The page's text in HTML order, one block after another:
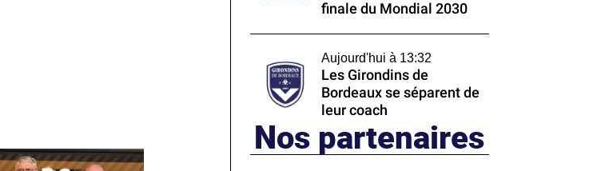
finale du Mondial 2030
Aujourd'hui à 13:32
Les Girondins de
Bordeaux se séparent de
leur coach
Nos partenaires